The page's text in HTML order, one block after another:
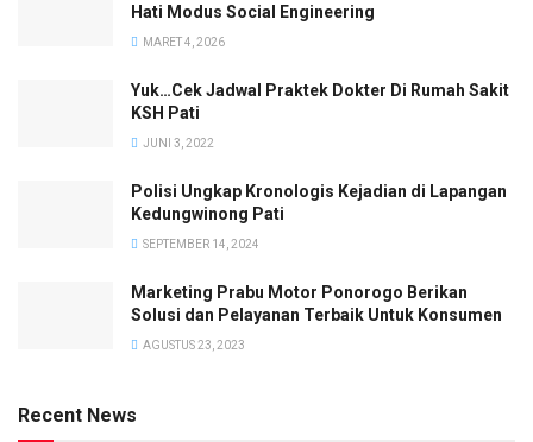
Hati Modus Social Engineering
MARET 4, 2026
Yuk…Cek Jadwal Praktek Dokter Di Rumah Sakit
KSH Pati
JUNI 3, 2022
Polisi Ungkap Kronologis Kejadian di Lapangan
Kedungwinong Pati
SEPTEMBER 14, 2024
Marketing Prabu Motor Ponorogo Berikan
Solusi dan Pelayanan Terbaik Untuk Konsumen
AGUSTUS 23, 2023
Recent News